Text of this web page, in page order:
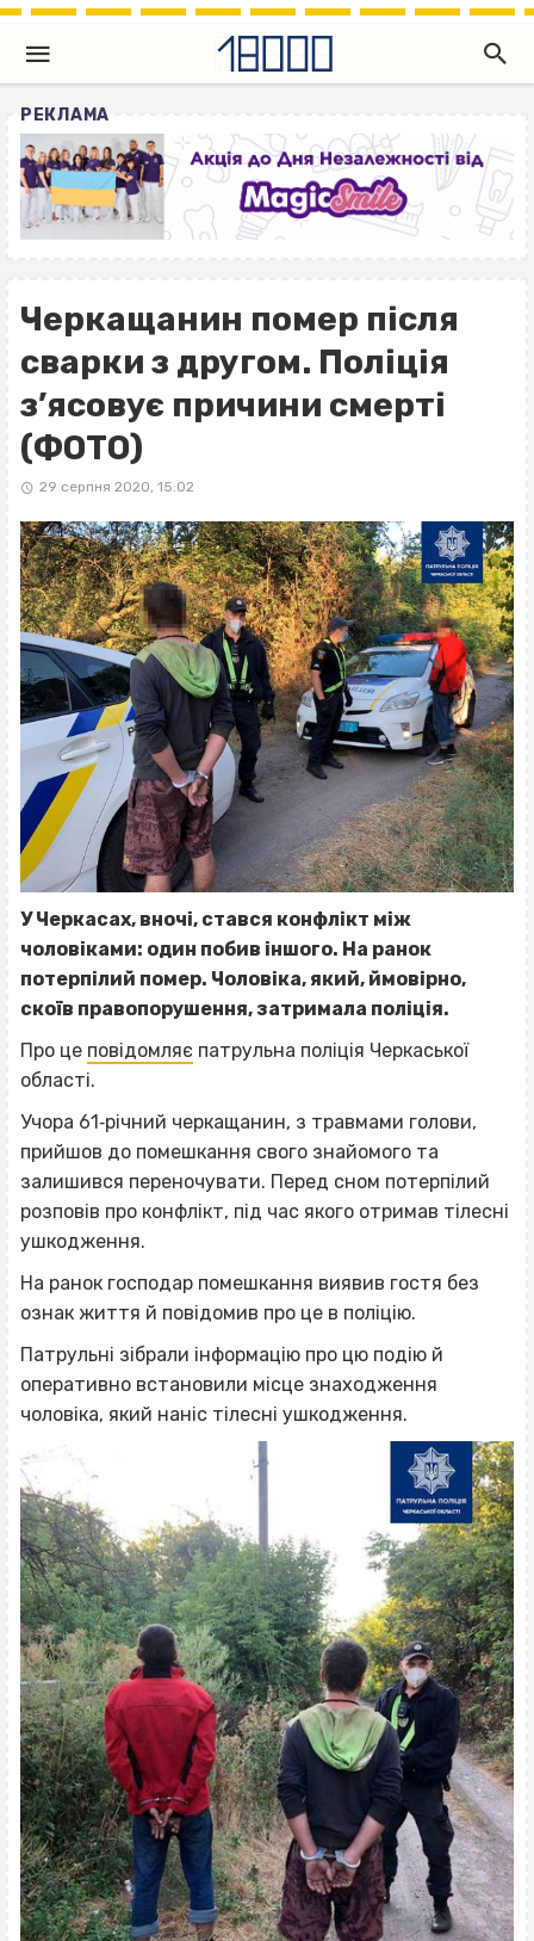
РЕКЛАМА
Черкащанин помер після
сварки з другом. Поліція
з’ясовує причини смерті
(ФОТО)
29 серпня 2020, 15:02
У Черкасах, вночі, стався конфлікт між
чоловіками: один побив іншого. На ранок
потерпілий помер. Чоловіка, який, ймовірно,
скоїв правопорушення, затримала поліція.
Про це повідомляє патрульна поліція Черкаської
області.
Учора 61‐річний черкащанин, з травмами голови,
прийшов до помешкання свого знайомого та
залишився переночувати. Перед сном потерпілий
розповів про конфлікт, під час якого отримав тілесні
ушкодження.
На ранок господар помешкання виявив гостя без
ознак життя й повідомив про це в поліцію.
Патрульні зібрали інформацію про цю подію й
оперативно встановили місце знаходження
чоловіка, який наніс тілесні ушкодження.